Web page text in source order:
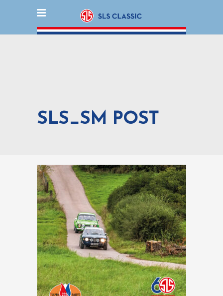
SLS_SM POST